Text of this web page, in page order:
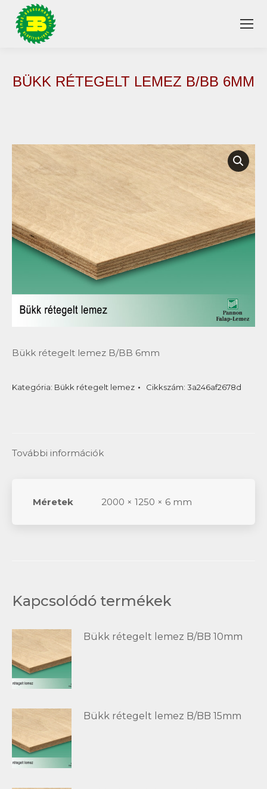
BÜKK RÉTEGELT LEMEZ B/BB 6MM
Bükk rétegelt lemez B/BB 6mm
Kategória: Bükk rétegelt lemez Cikkszám: 3a246af2678d
További információk
Méretek 2000 × 1250 × 6 mm
Kapcsolódó termékek
Bükk rétegelt lemez B/BB 10mm
Bükk rétegelt lemez B/BB 15mm